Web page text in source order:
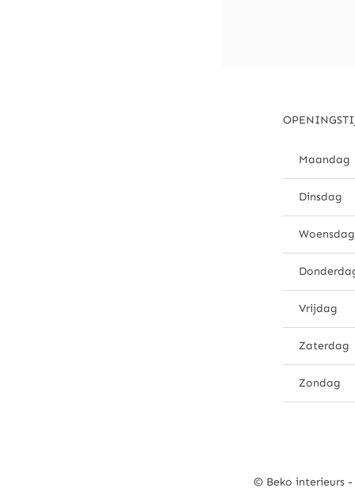
Maandag
Dinsdag
Woensdag
Vrijdag
Zaterdag
Zondag
© Beko interieurs